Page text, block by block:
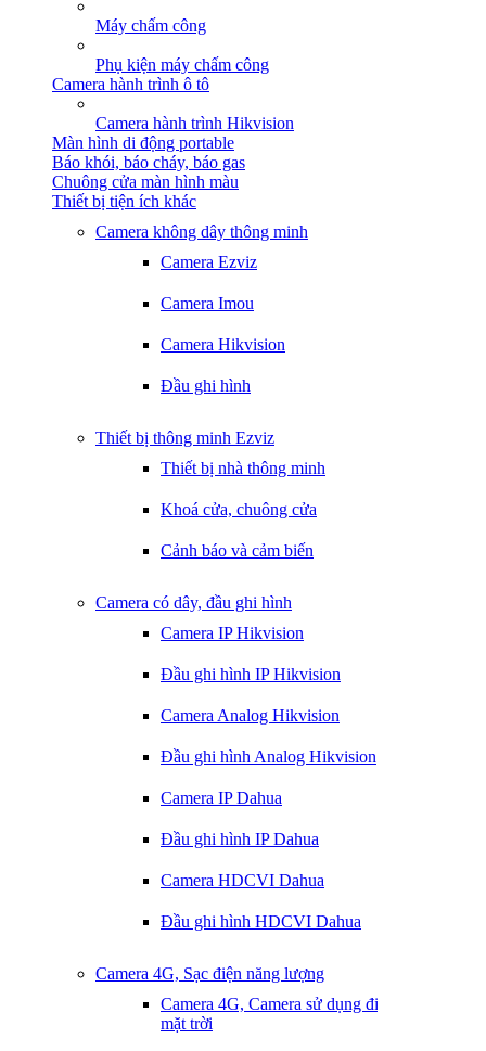
Máy chấm công
Phụ kiện máy chấm công
Camera hành trình ô tô
Camera hành trình Hikvision
Màn hình di động portable
Báo khói, báo cháy, báo gas
Chuông cửa màn hình màu
Thiết bị tiện ích khác
Camera không dây thông minh
Camera Ezviz
Camera Imou
Camera Hikvision
Đầu ghi hình
Thiết bị thông minh Ezviz
Thiết bị nhà thông minh
Khoá cửa, chuông cửa
Cảnh báo và cảm biến
Camera có dây, đầu ghi hình
Camera IP Hikvision
Đầu ghi hình IP Hikvision
Camera Analog Hikvision
Đầu ghi hình Analog Hikvision
Camera IP Dahua
Đầu ghi hình IP Dahua
Camera HDCVI Dahua
Đầu ghi hình HDCVI Dahua
Camera 4G, Sạc điện năng lượng
Camera 4G, Camera sử dụng điện
mặt trời